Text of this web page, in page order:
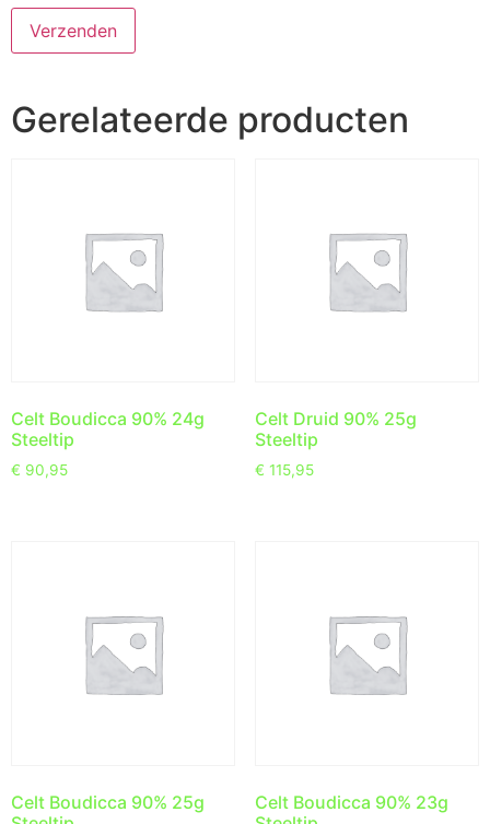
Gerelateerde producten
Celt Boudicca 90% 24g
Steeltip
€ 90,95
Celt Druid 90% 25g
Steeltip
€ 115,95
Celt Boudicca 90% 25g
Celt Boudicca 90% 23g